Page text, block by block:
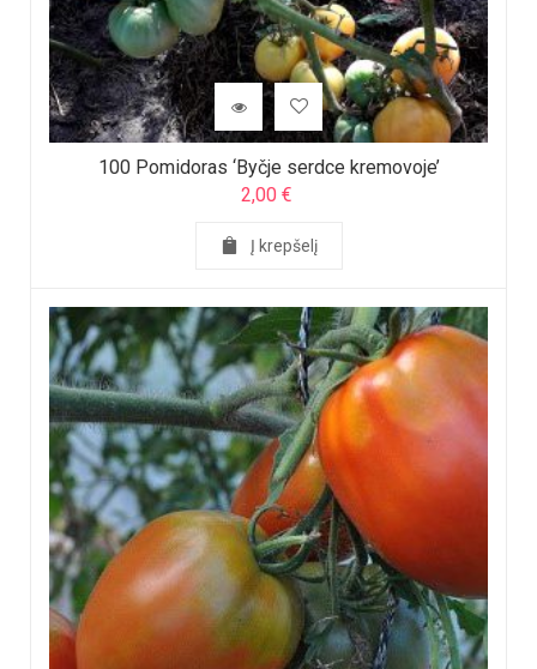
100 Pomidoras ‘Byčje serdce kremovoje’
2,00 €
Į krepšelį